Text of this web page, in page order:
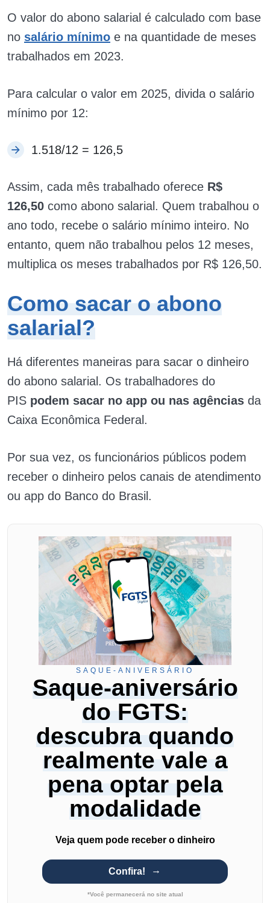
O valor do abono salarial é calculado com base
no salário mínimo e na quantidade de meses
trabalhados em 2023.
Para calcular o valor em 2025, divida o salário
mínimo por 12:
1.518/12 = 126,5
Assim, cada mês trabalhado oferece R$
126,50 como abono salarial. Quem trabalhou o
ano todo, recebe o salário mínimo inteiro. No
entanto, quem não trabalhou pelos 12 meses,
multiplica os meses trabalhados por R$ 126,50.
Como sacar o abono
salarial?
Há diferentes maneiras para sacar o dinheiro
do abono salarial. Os trabalhadores do
PIS podem sacar no app ou nas agências da
Caixa Econômica Federal.
Por sua vez, os funcionários públicos podem
receber o dinheiro pelos canais de atendimento
ou app do Banco do Brasil.
SAQUE-ANIVERSÁRIO
Saque-aniversário
do FGTS:
descubra quando
realmente vale a
pena optar pela
modalidade
Veja quem pode receber o dinheiro
Confira!
*Você permanecerá no site atual